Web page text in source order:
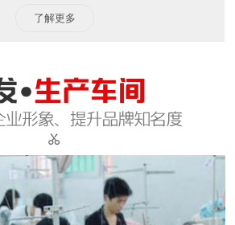
了解更多